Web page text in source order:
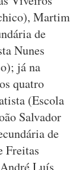
Martim
de
Nunes
já na
quatro
(Escola
Salvador
de
Freitas
Luís